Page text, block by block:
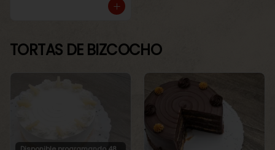
TORTAS DE BIZCOCHO